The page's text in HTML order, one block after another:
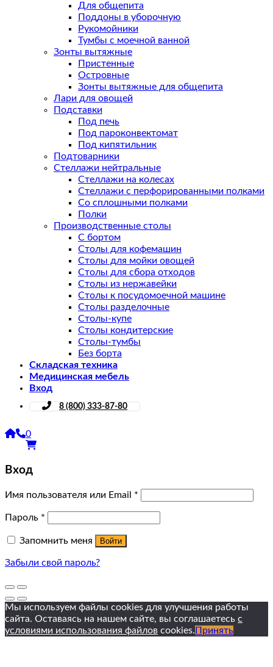
Для общепита
Поддоны в уборочную
Рукомойники
Тумбы с моечной ванной
Зонты вытяжные
Пристенные
Островные
Зонты вытяжные для общепита
Лари для овощей
Подставки
Под печь
Под пароконвектомат
Под кипятильник
Подтоварники
Стеллажи нейтральные
Стеллажи на колесах
Стеллажи с перфорированными полками
Со сплошными полками
Полки
Производственные столы
С бортом
Столы для кофемашин
Столы для мойки овощей
Столы для сбора отходов
Столы из нержавейки
Столы к посудомоечной машине
Столы разделочные
Столы-купе
Столы кондитерские
Столы-тумбы
Без борта
Складская техника
Медицинская мебель
Вход
8 (800) 333-87-80
0
Вход
Имя пользователя или Email *
Пароль *
Запомнить меня Войти
Забыли свой пароль?
Мы используем файлы cookies для улучшения работы
сайта. Оставаясь на нашем сайте, вы соглашаетесь с
условиями использования файлов cookies. Принять